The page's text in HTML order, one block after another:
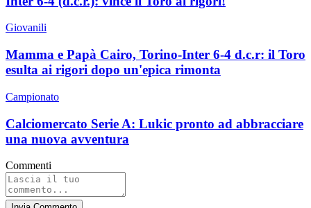
Giovanili
Mamma e Papà Cairo, Torino-Inter 6-4 d.c.r: il Toro
esulta ai rigori dopo un'epica rimonta
Campionato
Calciomercato Serie A: Lukic pronto ad abbracciare
una nuova avventura
Commenti